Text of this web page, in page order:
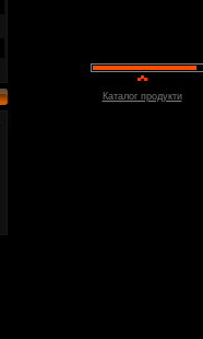
Каталог продукти